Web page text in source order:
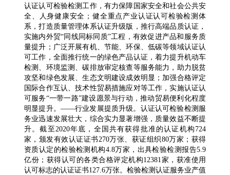
认证认可检验检测工作，有力保障国家安全和社会公共安
全、人身健康安全；健全重点产业认证认可检验检测体
系，打造质量管理体系认证升级版，推行高端品质认证，
实施内外贸“同线同标同质”工程，有效促进产品和服务质
量提升；广泛开展有机、节能、环保、低碳等领域认证认
可工作，全面推行统一的绿色产品认证，着力提升机动车
检测、环境监测、碳排放审定核查等服务能力，助力脱贫
攻坚和绿色发展、生态文明建设成效明显；加强合格评定
国际合作互认、技术性贸易措施应对等工作，实施认证认
可服务“一带一路”建设愿景与行动，推动贸易便利化程度
明显提升。——行业发展提质升级。认证认可检验检测服
务业迅速发展壮大，综合实力显著增强，质量效益不断提
升。截至2020年底，全国共有获得批准的认证机构724
家，颁发有效认证证书270万张、获证组织80万家；获得
资质认定的检验检测机构4.8万家，出具检验检测报告5.9
亿份；获得认可的各类合格评定机构12381家，获准使用
认可标志的认证证书127.6万张。检验检测认证服务业产值